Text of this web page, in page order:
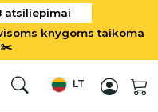
knygoms taikoma
atsiliepimai
LT